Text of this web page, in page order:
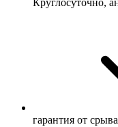
Круглосуточно,
гарантия от срыва